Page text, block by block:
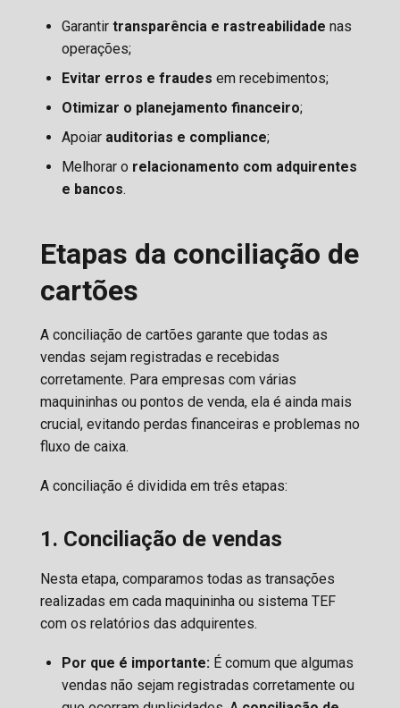
Garantir transparência e rastreabilidade nas
operações;
Evitar erros e fraudes em recebimentos;
Otimizar o planejamento financeiro;
Apoiarauditorias e compliance;
Melhorar o relacionamento com adquirentes
e bancos.
Etapas da conciliação de
cartões
A conciliação de cartões garante que todas as
vendas sejam registradas e recebidas
corretamente. Para empresas com várias
maquininhas ou pontos de venda, ela é ainda mais
crucial, evitando perdas financeiras e problemas no
fluxo de caixa.
A conciliação é dividida em três etapas:
1. Conciliação de vendas
Nesta etapa, comparamos todas as transações
realizadas em cada maquininha ou sistema TEF
com os relatórios das adquirentes.
Por que é importante: É comum que algumas
vendas não sejam registradas corretamente ou